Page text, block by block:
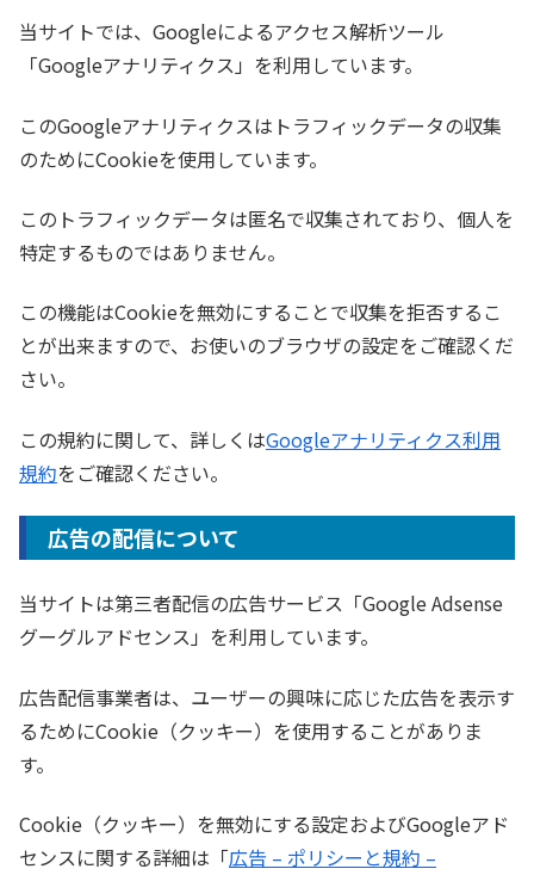
当サイトでは、Googleによるアクセス解析ツール
「Googleアナリティクス」を利用しています。
このGoogleアナリティクスはトラフィックデータの収集
のためにCookieを使用しています。
このトラフィックデータは匿名で収集されており、個人を
特定するものではありません。
この機能はCookieを無効にすることで収集を拒否するこ
とが出来ますので、お使いのブラウザの設定をご確認くだ
さい。
この規約に関して、詳しくはGoogleアナリティクス利用
規約をご確認ください。
広告の配信について
当サイトは第三者配信の広告サービス「Google Adsense
グーグルアドセンス」を利用しています。
広告配信事業者は、ユーザーの興味に応じた広告を表示す
るためにCookie（クッキー）を使用することがありま
す。
Cookie（クッキー）を無効にする設定およびGoogleアド
センスに関する詳細は「広告 – ポリシーと規約 –